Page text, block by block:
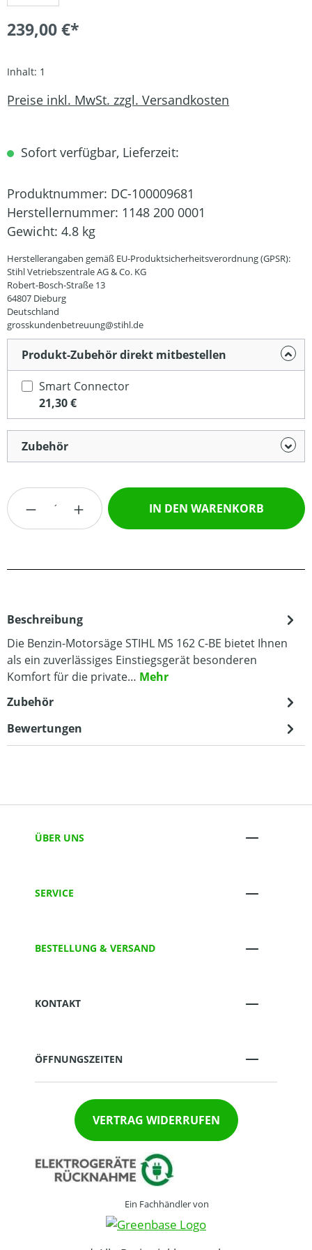
239,00 €*
Inhalt: 1
Preise inkl. MwSt. zzgl. Versandkosten
Sofort verfügbar, Lieferzeit:
Produktnummer: DC-100009681
Herstellernummer: 1148 200 0001
Gewicht: 4.8 kg
Herstellerangaben gemäß EU-Produktsicherheitsverordnung (GPSR):
Stihl Vetriebszentrale AG & Co. KG
Robert-Bosch-Straße 13
64807 Dieburg
Deutschland
grosskundenbetreuung@stihl.de
Produkt-Zubehör direkt mitbestellen
Smart Connector
21,30 €
Zubehör
Produkt Anzahl: Gib den gewünschten
IN DEN WARENKORB
Beschreibung
Die Benzin-Motorsäge STIHL MS 162 C-BE bietet Ihnen
als ein zuverlässiges Einstiegsgerät besonderen
Komfort für die private… Mehr
Zubehör
Bewertungen
ÜBER UNS
SERVICE
BESTELLUNG & VERSAND
KONTAKT
ÖFFNUNGSZEITEN
VERTRAG WIDERRUFEN
Ein Fachhändler von